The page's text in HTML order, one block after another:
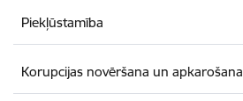
Piekļūstamība
Korupcijas novēršana un apkarošana